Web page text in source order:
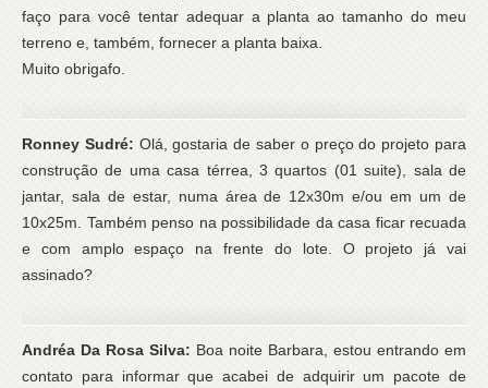
faço para você tentar adequar a planta ao tamanho do meu
terreno e, também, fornecer a planta baixa.
Muito obrigafo.
Ronney Sudré: Olá, gostaria de saber o preço do projeto para
construção de uma casa térrea, 3 quartos (01 suite), sala de
jantar, sala de estar, numa área de 12x30m e/ou em um de
10x25m. Também penso na possibilidade da casa ficar recuada
e com amplo espaço na frente do lote. O projeto já vai
assinado?
Andréa Da Rosa Silva: Boa noite Barbara, estou entrando em
contato para informar que acabei de adquirir um pacote de